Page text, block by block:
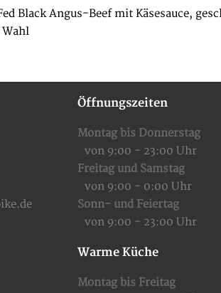
Black Angus-Beef mit Käsesauce,
Öffnungszeiten
Montag bis Donnerstag
von 9:00 - 23:00 Uhr
Freitag und Samstag
von 9:00 - 0:00 Uhr
Sonn- und Feiertag
von 9:00 - 23:00 Uhr
Warme Küche
Montag bis Freitag